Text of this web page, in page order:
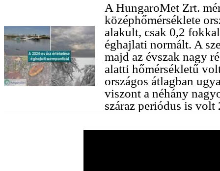
A HungaroMet Zrt.
középhőmérséklete
alakult, csak 0,2
éghajlati normált. A
majd az évszak nagy
alatti hőmérsékletű
országos átlagban
viszont a néhány
száraz periódus is volt